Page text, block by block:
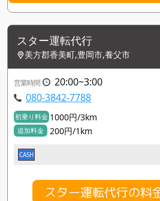
スター運転代行
美方郡香美町,豊岡市,養父市
営業時間
20:00~3:00
080-3842-7788
初乗り料金 1000円/3km
追加料金 200円/1km
CASH
スター運転代行の料